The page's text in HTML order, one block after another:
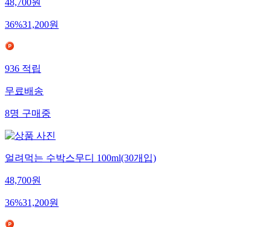
48,700원
36%31,200원
936적립
무료배송
8명구매중
얼려먹는 수박스무디 100ml(30개입)
48,700원
36%31,200원